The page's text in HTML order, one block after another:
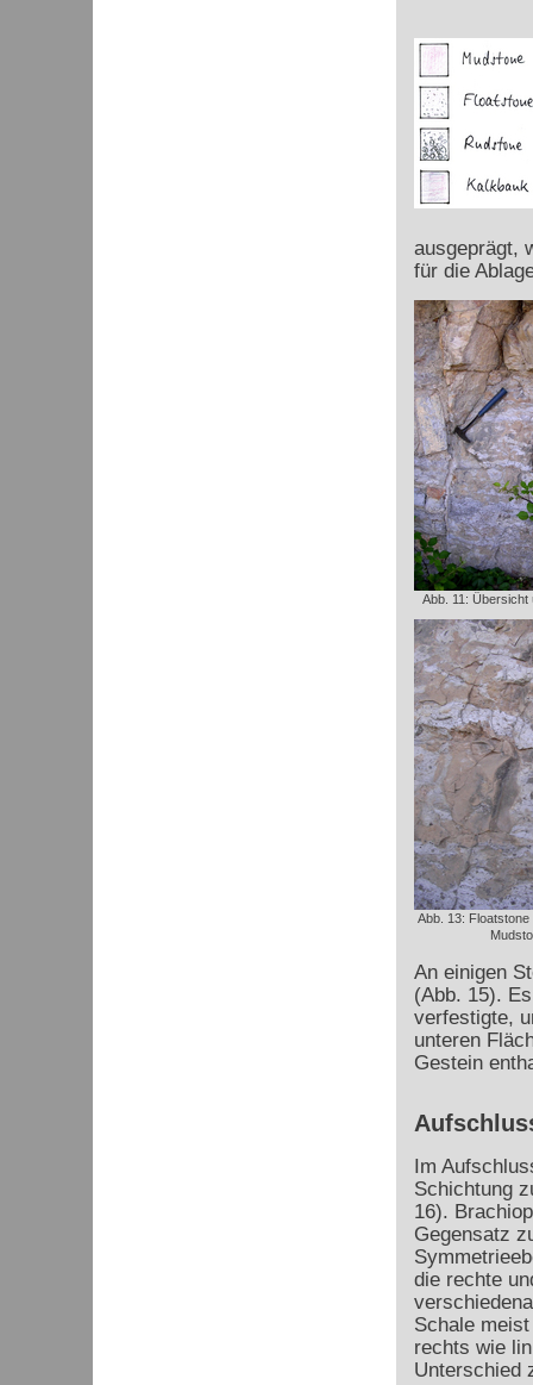
ausgeprägt,
für die
Abb. 11: Übersicht
Abb. 13: Floatstone
An einigen
(Abb. 15).
verfestigte,
unteren
Gestein
Im
Schichtung
16).
Gegensatz
die rechte
Schale
rechts wie
Unterschied